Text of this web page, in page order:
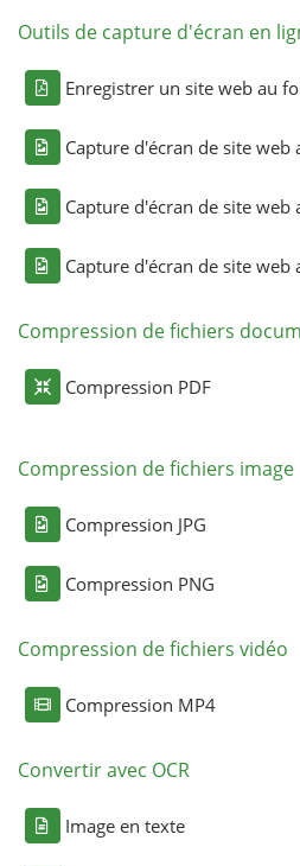
Outils de capture d'écran en
Enregistrer un site web au
Capture d'écran de site web
Capture d'écran de site web
Capture d'écran de site web
Compression de fichiers
Compression PDF
Compression de fichiers image
Compression JPG
Compression PNG
Compression de fichiers vidéo
Compression MP4
Convertir avec OCR
Image en texte